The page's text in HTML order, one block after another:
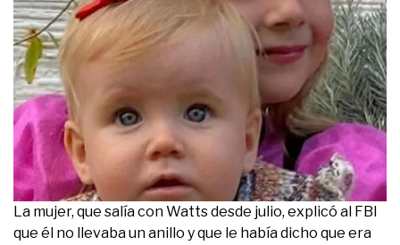
La mujer, que salía con Watts desde julio, explicó al FBI
que él no llevaba un anillo y que le había dicho que era